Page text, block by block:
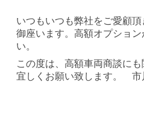
いつもいつも弊社をご愛顧
御座います。高額オプショ
い。
この度は、高額車両商談に
宜しくお願い致します。 市